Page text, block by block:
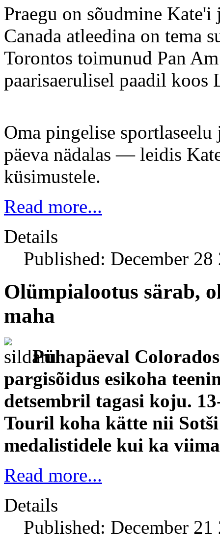
Praegu on sõudmine
Canada atleedina on tema
Torontos toimunud Pan
paarisaerulisel paadil koos
Oma pingelise
päeva nädalas — leidis
küsimustele.
Read more...
Details
Published: December 28
Olümpialootus särab,
maha
Pühapäeval
pargisõidus esikoha
detsembril tagasi koju.
Touril koha kätte nii
medalistidele kui ka
Read more...
Details
Published: December 21